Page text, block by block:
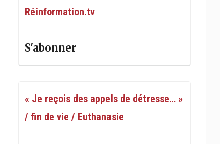
Réinformation.tv
S'abonner
« Je reçois des appels de détresse… »
/ fin de vie / Euthanasie